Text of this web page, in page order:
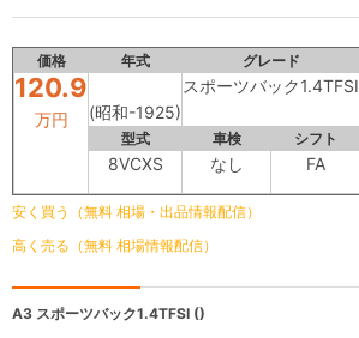
価格 年式 グレード
120.9
万円 (昭和-1925)
スポーツバック1.4TFSI
型式 車検 シフト
8VCXS なし FA
安く買う（無料 相場・出品情報配信）
高く売る（無料 相場情報配信）
A3 スポーツバック1.4TFSI ()